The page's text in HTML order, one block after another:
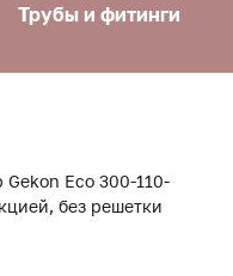
Трубы и фитинги